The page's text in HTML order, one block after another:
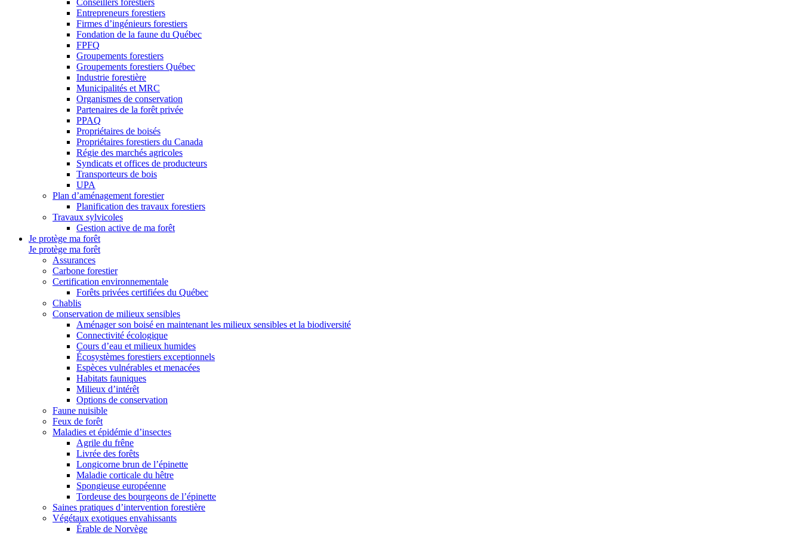
Conseillers forestiers
Entrepreneurs forestiers
Firmes d’ingénieurs forestiers
Fondation de la faune du Québec
FPFQ
Groupements forestiers
Groupements forestiers Québec
Industrie forestière
Municipalités et MRC
Organismes de conservation
Partenaires de la forêt privée
PPAQ
Propriétaires de boisés
Propriétaires forestiers du Canada
Régie des marchés agricoles
Syndicats et offices de producteurs
Transporteurs de bois
UPA
Plan d’aménagement forestier
Planification des travaux forestiers
Travaux sylvicoles
Gestion active de ma forêt
Je protège ma forêt
Je protège ma forêt
Assurances
Carbone forestier
Certification environnementale
Forêts privées certifiées du Québec
Chablis
Conservation de milieux sensibles
Aménager son boisé en maintenant les milieux sensibles et la biodiversité
Connectivité écologique
Cours d’eau et milieux humides
Écosystèmes forestiers exceptionnels
Espèces vulnérables et menacées
Habitats fauniques
Milieux d’intérêt
Options de conservation
Faune nuisible
Feux de forêt
Maladies et épidémie d’insectes
Agrile du frêne
Livrée des forêts
Longicorne brun de l’épinette
Maladie corticale du hêtre
Spongieuse européenne
Tordeuse des bourgeons de l’épinette
Saines pratiques d’intervention forestière
Végétaux exotiques envahissants
Érable de Norvège